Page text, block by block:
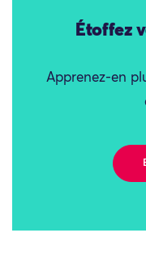
Étoffez
Apprenez-en